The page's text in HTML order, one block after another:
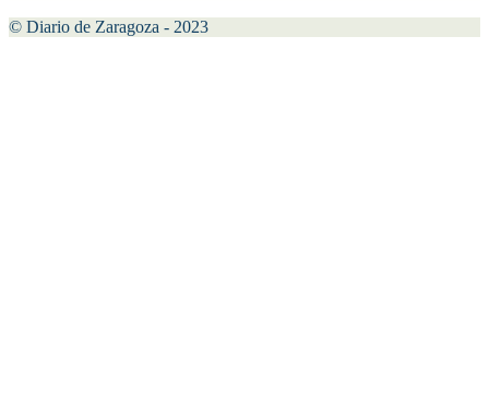
© Diario de Zaragoza - 2023